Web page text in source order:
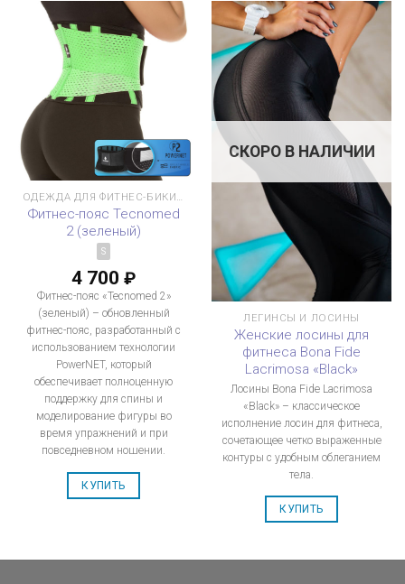
Фитнес-пояс Tecnomed
2 (зеленый)
S
4 700 ₽
Фитнес-пояс «Tecnomed 2»
(зеленый) – обновленный
фитнес-пояс, разработанный с
использованием технологии
PowerNET, который
обеспечивает полноценную
поддержку для спины и
моделирование фигуры во
время упражнений и при
повседневном ношении.
КУПИТЬ
СКОРО В НАЛИЧИИ
ЛЕГИНСЫ И ЛОСИНЫ
Женские лосины для
фитнеса Bona Fide
Lacrimosa «Black»
Лосины Bona Fide Lacrimosa
«Black» – классическое
исполнение лосин для фитнеса,
сочетающее четко выраженные
контуры с удобным облеганием
тела.
КУПИТЬ